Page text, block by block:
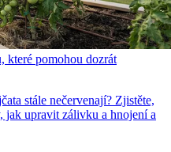
které pomohou dozrát
stále nečervenají? Zjistěte,
jak upravit zálivku a hnojení a